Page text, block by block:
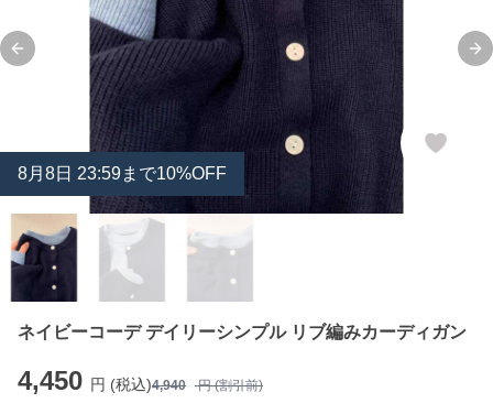
Previous slide
8月 8日 23:59まで10%OFF
ネイビーコーデ デイリーシンプル リブ編みカーディガン
4,450 円 (税込)4,940 円 (割引前)